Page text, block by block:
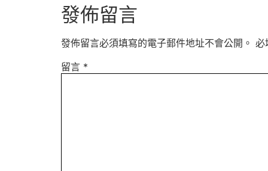
發佈留言
發佈留言必須填寫的電子郵件地址不會公開。 必
留言 *